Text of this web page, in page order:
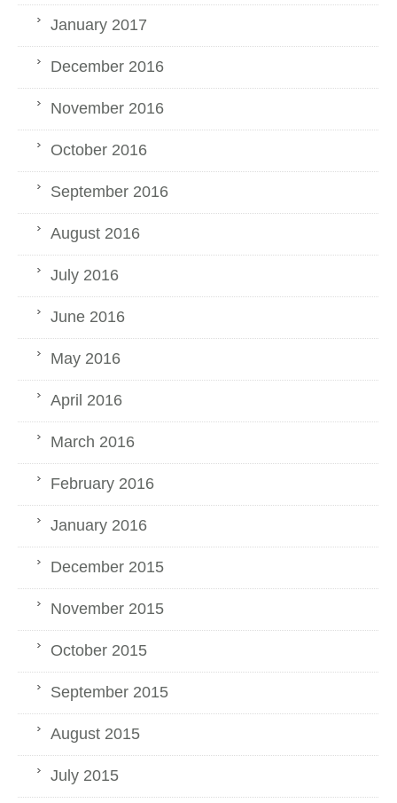
January 2017
December 2016
November 2016
October 2016
September 2016
August 2016
July 2016
June 2016
May 2016
April 2016
March 2016
February 2016
January 2016
December 2015
November 2015
October 2015
September 2015
August 2015
July 2015